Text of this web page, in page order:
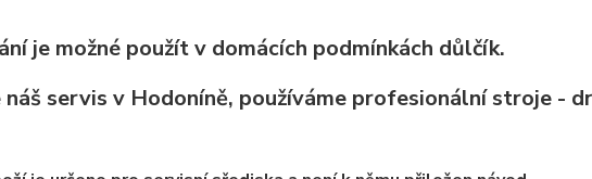
je možné použít v domácích podmínkách důlčík.
servis v Hodoníně, používáme profesionální stroje -